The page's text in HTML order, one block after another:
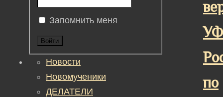
по
Запомнить меня
Войти
Новости
Новомученики
ДЕЛАТЕЛИ